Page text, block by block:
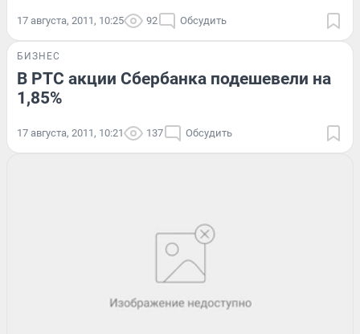
17 августа, 2011, 10:25 92 Обсудить
БИЗНЕС
В РТС акции Сбербанка подешевели на
1,85%
17 августа, 2011, 10:21 137 Обсудить